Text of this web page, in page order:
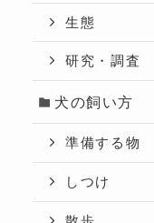
生態
研究・調査
犬の飼い方
準備する物
しつけ